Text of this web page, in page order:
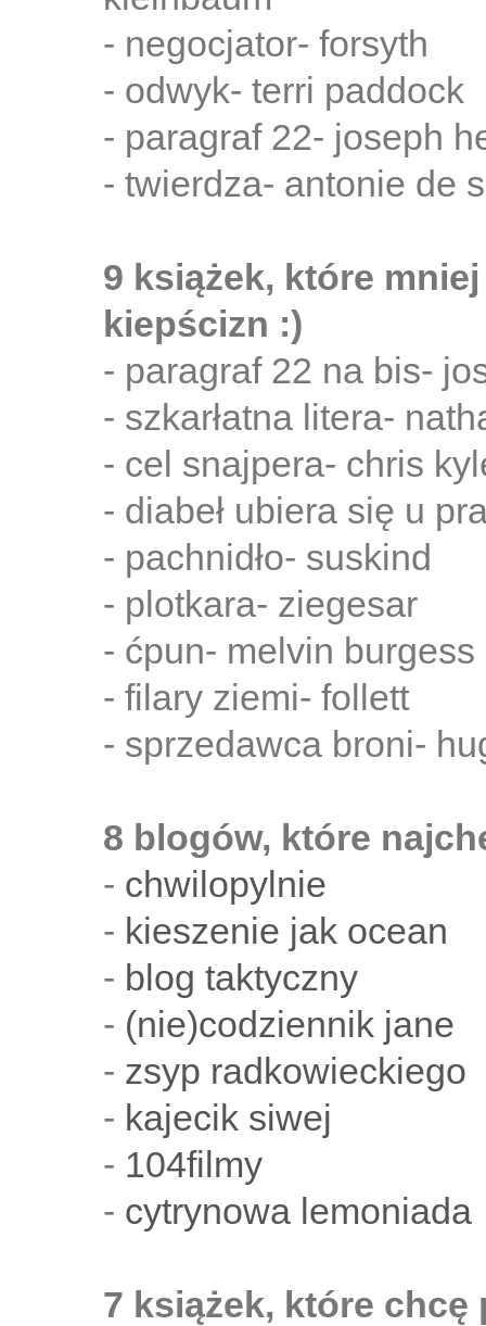
- negocjator- forsyth
- odwyk- terri paddock
- paragraf 22- joseph
- twierdza- antonie de
9 książek, które
kiepścizn :)
- paragraf 22 na bis-
- szkarłatna litera-
- cel snajpera- chris
- diabeł ubiera się u
- pachnidło- suskind
- plotkara- ziegesar
- ćpun- melvin burgess
- filary ziemi- follett
- sprzedawca broni-
8 blogów, które
- chwilopylnie
- kieszenie jak ocean
- blog taktyczny
- (nie)codziennik jane
- zsyp radkowieckiego
- kajecik siwej
- 104filmy
- cytrynowa lemoniada
7 książek, które chcę